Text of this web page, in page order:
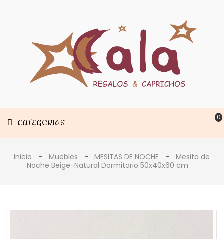
CATEGORIAS 0
Decoración
Estancias
Inicio Muebles MESITAS DE NOCHE
Mesita de
Noche Beige-Natural Dormitorio 50x40x60 cm